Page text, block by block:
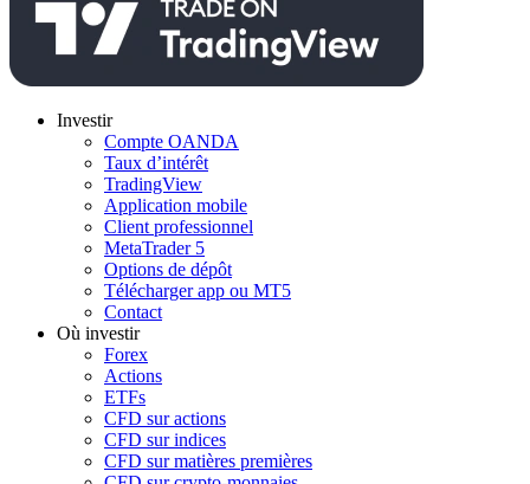
Investir
Compte OANDA
Taux d’intérêt
TradingView
Application mobile
Client professionnel
MetaTrader 5
Options de dépôt
Télécharger app ou MT5
Contact
Où investir
Forex
Actions
ETFs
CFD sur actions
CFD sur indices
CFD sur matières premières